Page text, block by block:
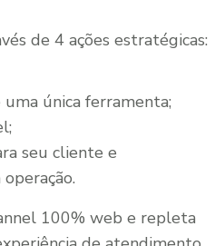
de 4 ações estratégicas:
única ferramenta;
seu cliente e
100% web e repleta